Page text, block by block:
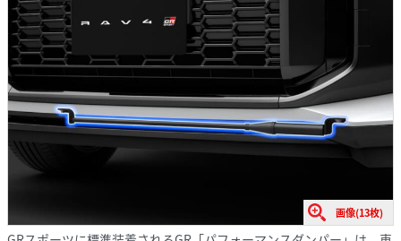
画像(13枚)